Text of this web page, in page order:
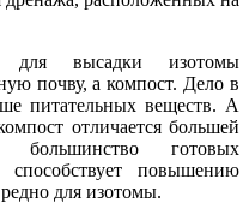
для высадки изотомы
почву, а компост. Дело в
питательных веществ. А
отличается большей
большинство готовых
способствует повышению
для изотомы.